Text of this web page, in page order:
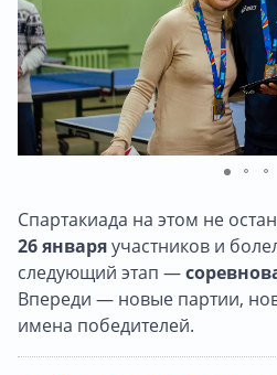
Спартакиада на этом не
26 январяучастников и
следующий этап —
Впереди — новые партии,
имена победителей.